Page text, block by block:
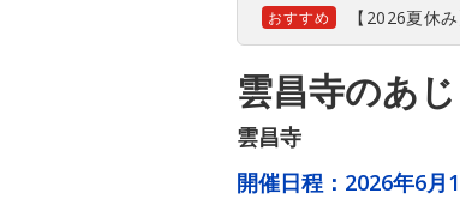
おすすめ 【2026夏休
雲昌寺のあ
雲昌寺
開催日程： 2026年6月